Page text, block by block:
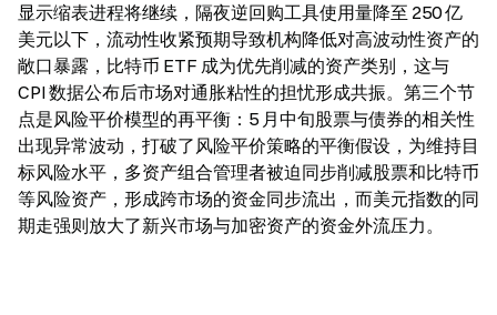
显示缩表进程将继续，隔夜逆回购工具使用量降至 250 亿
美元以下，流动性收紧预期导致机构降低对高波动性资产的
敞口暴露，比特币 ETF 成为优先削减的资产类别，这与
CPI 数据公布后市场对通胀粘性的担忧形成共振。第三个节
点是风险平价模型的再平衡：5 月中旬股票与债券的相关性
出现异常波动，打破了风险平价策略的平衡假设，为维持目
标风险水平，多资产组合管理者被迫同步削减股票和比特币
等风险资产，形成跨市场的资金同步流出，而美元指数的同
期走强则放大了新兴市场与加密资产的资金外流压力。